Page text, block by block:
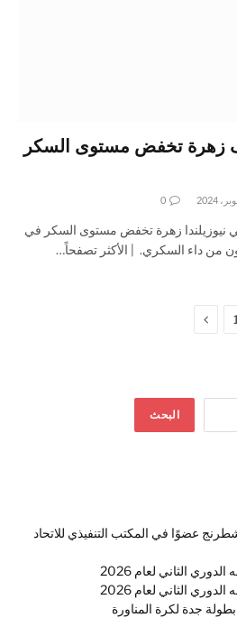
زهرة تخفض مستوى السكر
0
نيوزيلندا زهرة تخفض مستوى السكر في
من داء السكري. | الأكثر تصفحاً…
التالي
البحث
عضوًا في المكتب التنفيذي للاتحاد
الثاني لعام 2026
الثاني لعام 2026
جدة لكرة المناورة